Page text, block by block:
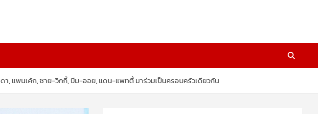
, แพนเค้ก, ชาย-วิกกี้, บีม-ออย, แดน-แพทตี้ มาร่วมเป็นครอบครัวเดียวกัน